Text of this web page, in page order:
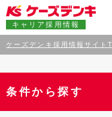
キャリア採用情報
ケーズデンキ採用情報サイト
条件から探す